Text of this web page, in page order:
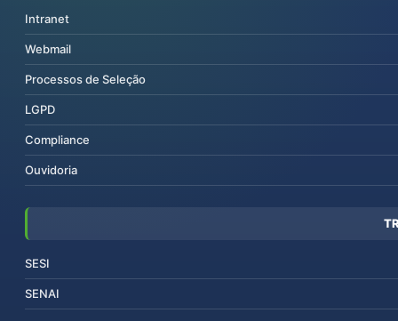
Intranet
Webmail
Processos de Seleção
LGPD
Compliance
Ouvidoria
SESI
SENAI